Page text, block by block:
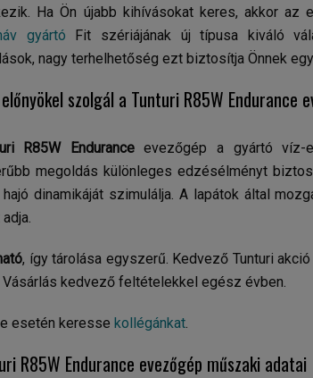
Ha Ön újabb kihívásokat keres, akkor
gyártó Fit szériájának új típusa kiváló
nagy terhelhetőség ezt biztosítja Önnek egy
szolgál a Tunturi R85W Endurance
R85W Enduranceevezőgép a gyártó víz-
megoldás különleges edzésélményt
dinamikáját szimulálja. A lapátok által
, így tárolása egyszerű. Kedvező Tunturi
Vásárlás kedvező feltételekkel egész évben.
esetén keresse kollégánkat.
R85W Endurance evezőgép műszaki adatai